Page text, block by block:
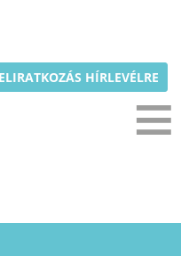
HÍRLEVÉLRE
≡